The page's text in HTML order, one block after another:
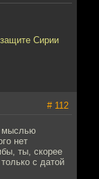
Сирии
# 112
мыслью
нет
ты, скорее
с датой